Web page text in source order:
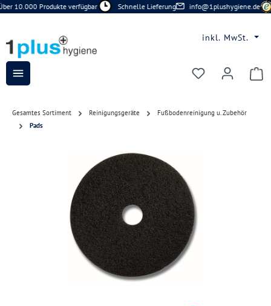
Zum Hauptinhalt springen
10.000 Produkte verfügbar Schnelle Lieferung info@1plushygiene.de
inkl. MwSt.
Du hast 0
Gesamtes Sortiment Reinigungsgeräte
Fußbodenreinigung u. Zubehör
Pads
Bildergalerie überspringen